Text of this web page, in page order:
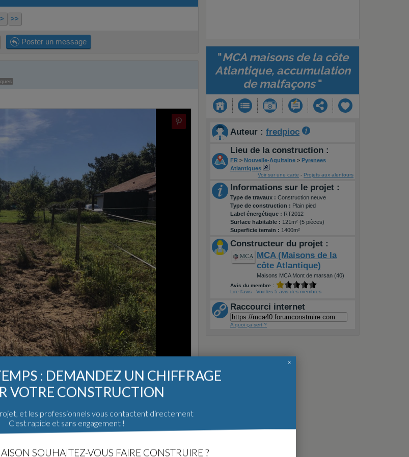
> >>
Poster un message
"MCA maisons de la côte
Atlantique, accumulation
de malfaçons"
Auteur : fredpioc
Lieu de la construction :
FR > Nouvelle-Aquitaine > Pyrenees
Atlantiques
Voir sur une carte - Projets aux alentours
Informations sur le projet :
Type de travaux : Construction neuve
Type de construction : Plain pied
Label énergétique : RT2012
Surface habitable : 121m² (5 pièces)
Superficie terrain : 1400m²
Constructeur du projet :
MCA (Maisons de la
côte Atlantique)
Maisons MCA Mont de marsan (40)
Avis du membre :
Lire l'avis - Voir les 5 avis des membres
Raccourci internet
A quoi ça sert ?
: DEMANDEZ UN CHIFFRAGE
VOTRE CONSTRUCTION
et les professionnels vous contactent directement
C'est rapide et sans engagement !
SOUHAITEZ-VOUS FAIRE CONSTRUIRE ?
×